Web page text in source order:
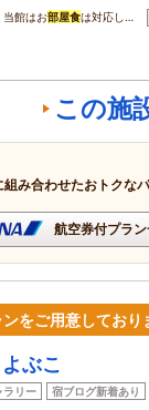
当館はお部屋食は対応し…
この施
み合わせたおトクな
航空券付プラ
をご用意しており
ぶこ
ラリー 宿ブログ新着あり